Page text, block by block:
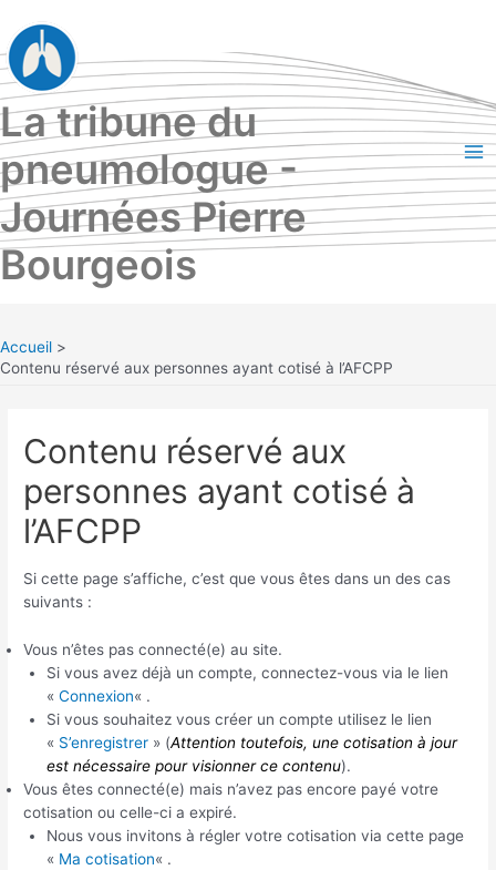
au
contenu
La tribune du
pneumologue -
Journées Pierre
Bourgeois
Accueil
Contenu réservé aux personnes ayant cotisé à l’AFCPP
Contenu réservé aux
personnes ayant cotisé à
l’AFCPP
Si cette page s’affiche, c’est que vous êtes dans un des cas
suivants :
Vous n’êtes pas connecté(e) au site.
Si vous avez déjà un compte, connectez-vous via le lien
« Connexion« .
Si vous souhaitez vous créer un compte utilisez le lien
« S’enregistrer» (Attention toutefois, une cotisation à jour
est nécessaire pour visionner ce contenu).
Vous êtes connecté(e) mais n’avez pas encore payé votre
cotisation ou celle-ci a expiré.
Nous vous invitons à régler votre cotisation via cette page
« Ma cotisation« .